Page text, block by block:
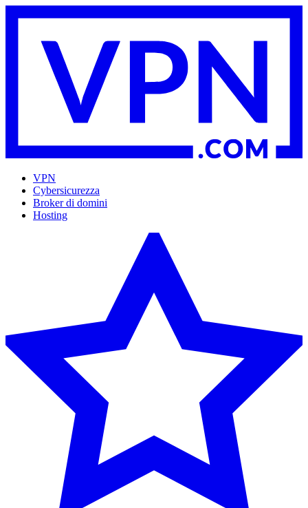
VPN
Cybersicurezza
Broker di domini
Hosting